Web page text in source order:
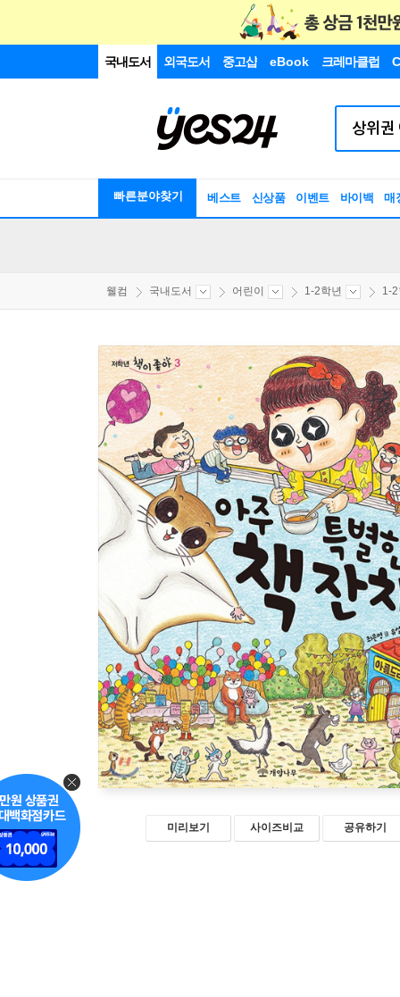
국내도서 외국도서 중고샵 eBook 크레마클럽
빠른분야찾기 베스트 신상품 이벤트 바이백 매
웰컴 국내도서 어린이 1-2학년 1-
미리보기 사이즈비교 공유하기